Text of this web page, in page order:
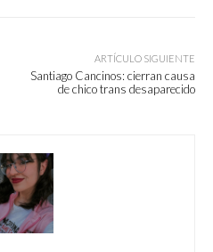
ARTÍCULO SIGUIENTE
Santiago Cancinos: cierran causa
de chico trans desaparecido